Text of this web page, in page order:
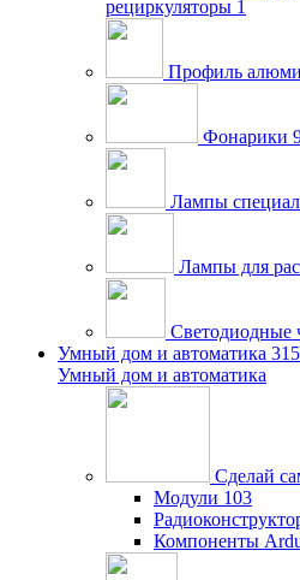
рециркуляторы 1
Профиль
Фонарики
Лампы
Лампы для
Светодиодные
Умный дом и автоматика
Умный дом и автоматика
Сделай
Модули 103
Компоненты